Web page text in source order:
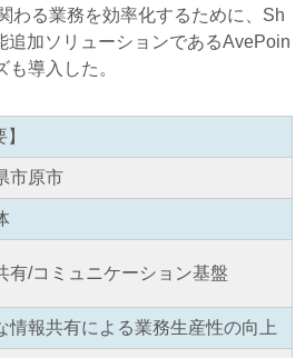
わる業務を効率化するために、Sh
追加ソリューションであるAvePoin
導入した。
市原市
有/コミュニケーション基盤
情報共有による業務生産性の向上